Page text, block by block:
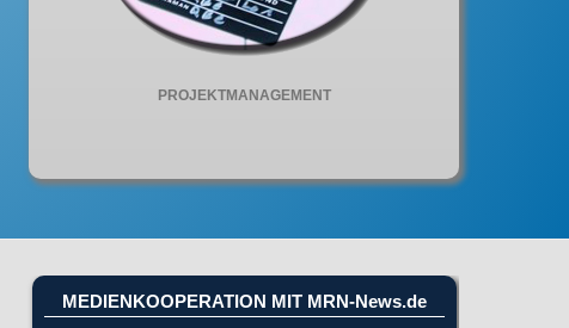
PROJEKTMANAGEMENT
MEDIENKOOPERATION MIT MRN-News.de